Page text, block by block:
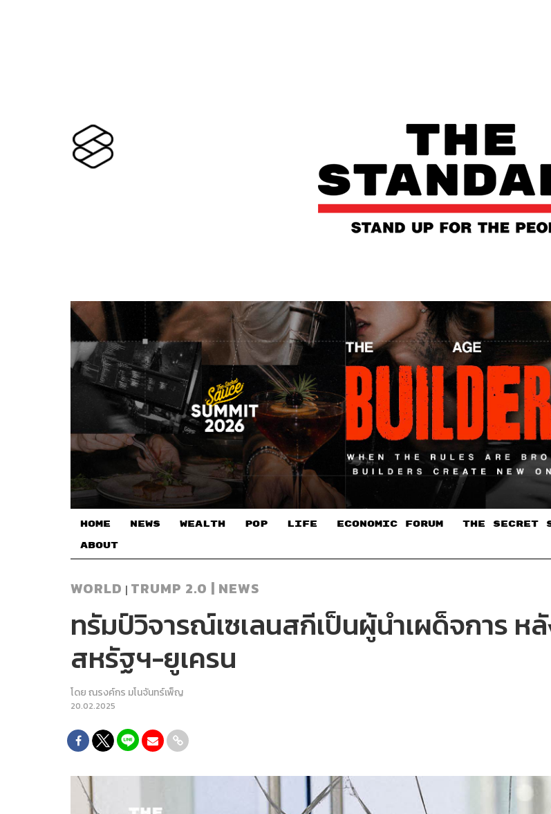
HOME NEWS WEALTH POP LIFE ECONOMIC FORUM THE SECRET
ABOUT
WORLD | TRUMP 2.0 | NEWS
ทรัมป์วิจารณ์เซเลนสกีเป็นผู้นำเผด็จการ หลั
สหรัฐฯ-ยูเครน
โดยณรงค์กร มโนจันทร์เพ็ญ
20.02.2025